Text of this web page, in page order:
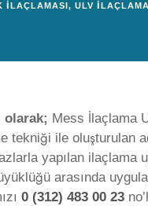
İLAÇLAMASI, ULV İLAÇLAMA
olarak; Mess İlaçlama
tekniği ile oluşturulan
yapılan ilaçlama
arasında
0 (312) 483 00 23